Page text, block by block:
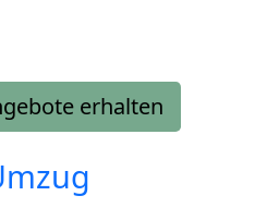
erhalten